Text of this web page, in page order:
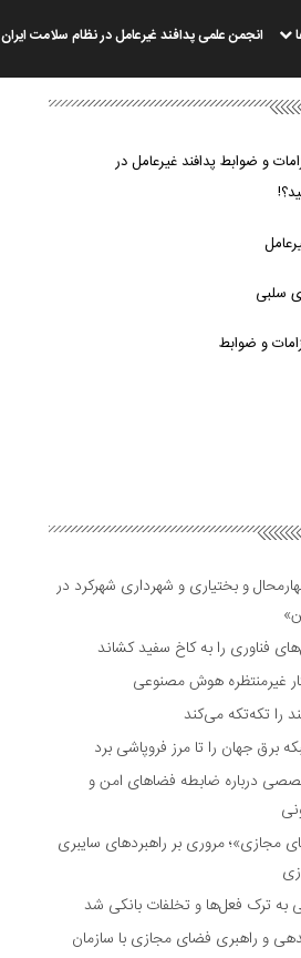
انجمن علمی پدافند غیرعامل در نظام سلامت ایران
و ضوابط پدافند غیرعامل در
سلبی
و ضوابط
و بختیاری و شهرداری شهرکرد در
را به کاخ سفید کشاند
غیرمنتظره هوش مصنوعی
را تکه‌تکه می‌کند
جهان را تا مرز فروپاشی برد
درباره ضابطه فضا‌های امن و
مجازی»؛ مروری بر راهبرد‌های سایبری
به ترک فعل‌ها و تخلفات بانکی شد
و راهبری فضای مجازی با سازمان